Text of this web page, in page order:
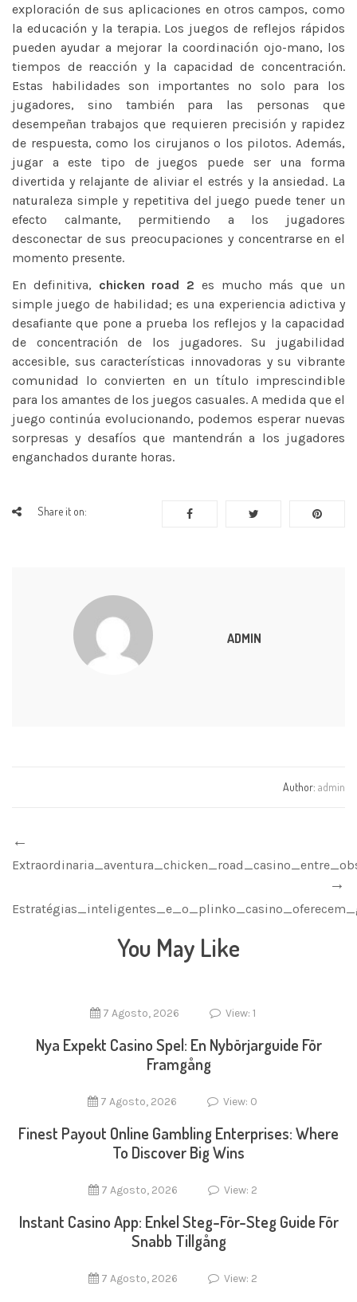
exploración de sus aplicaciones en otros campos, como
la educación y la terapia. Los juegos de reflejos rápidos
pueden ayudar a mejorar la coordinación ojo-mano, los
tiempos de reacción y la capacidad de concentración.
Estas habilidades son importantes no solo para los
jugadores, sino también para las personas que
desempeñan trabajos que requieren precisión y rapidez
de respuesta, como los cirujanos o los pilotos. Además,
jugar a este tipo de juegos puede ser una forma
divertida y relajante de aliviar el estrés y la ansiedad. La
naturaleza simple y repetitiva del juego puede tener un
efecto calmante, permitiendo a los jugadores
desconectar de sus preocupaciones y concentrarse en el
momento presente.
En definitiva, chicken road 2 es mucho más que un
simple juego de habilidad; es una experiencia adictiva y
desafiante que pone a prueba los reflejos y la capacidad
de concentración de los jugadores. Su jugabilidad
accesible, sus características innovadoras y su vibrante
comunidad lo convierten en un título imprescindible
para los amantes de los juegos casuales. A medida que el
juego continúa evolucionando, podemos esperar nuevas
sorpresas y desafíos que mantendrán a los jugadores
enganchados durante horas.
Share it on:
ADMIN
Author: admin
You May Like
7 Agosto, 2026 View: 1
Nya Expekt Casino Spel: En Nybörjarguide För
Framgång
7 Agosto, 2026 View: 0
Finest Payout Online Gambling Enterprises: Where
To Discover Big Wins
7 Agosto, 2026 View: 2
Instant Casino App: Enkel Steg-För-Steg Guide För
Snabb Tillgång
7 Agosto, 2026 View: 2